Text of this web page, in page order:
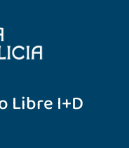
Libre I+D